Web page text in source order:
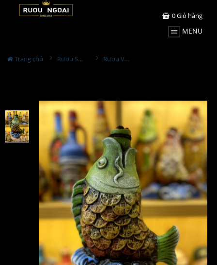
0Giỏ hàng
MENU
Trang chủ Rượu Sưu Tầm - Nga Rượu Vang Gốm Georgia MS38